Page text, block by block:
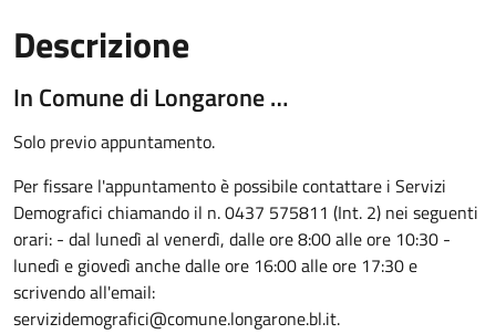
Descrizione
In Comune di Longarone …
Solo previo appuntamento.
Per fissare l'appuntamento è possibile contattare i Servizi
Demografici chiamando il n. 0437 575811 (Int. 2) nei seguenti
orari: - dal lunedì al venerdì, dalle ore 8:00 alle ore 10:30 -
lunedì e giovedì anche dalle ore 16:00 alle ore 17:30 e
scrivendo all'email:
servizidemografici@comune.longarone.bl.it.